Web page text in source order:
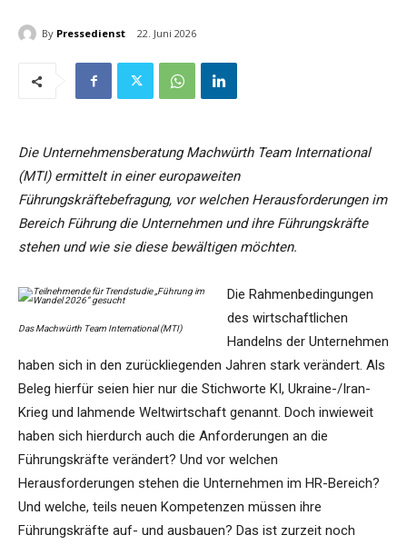
By Pressedienst 22. Juni 2026
Die Unternehmensberatung Machwürth Team International
(MTI) ermittelt in einer europaweiten
Führungskräftebefragung, vor welchen Herausforderungen im
Bereich Führung die Unternehmen und ihre Führungskräfte
stehen und wie sie diese bewältigen möchten.
Das Machwürth Team International (MTI)
Die Rahmenbedingungen
des wirtschaftlichen
Handelns der Unternehmen
haben sich in den zurückliegenden Jahren stark verändert. Als
Beleg hierfür seien hier nur die Stichworte KI, Ukraine-/Iran-
Krieg und lahmende Weltwirtschaft genannt. Doch inwieweit
haben sich hierdurch auch die Anforderungen an die
Führungskräfte verändert? Und vor welchen
Herausforderungen stehen die Unternehmen im HR-Bereich?
Und welche, teils neuen Kompetenzen müssen ihre
Führungskräfte auf- und ausbauen? Das ist zurzeit noch